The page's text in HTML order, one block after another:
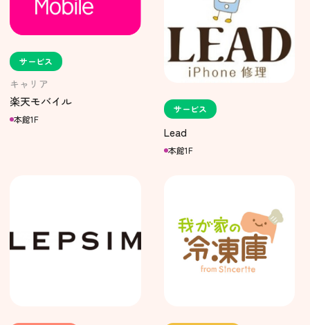
サービス
キャリア
楽天モバイル
本館1F
サービス
Lead
本館1F